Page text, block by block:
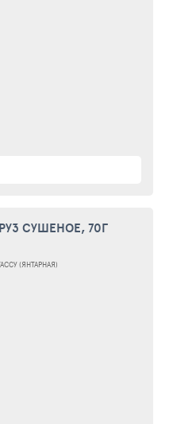
СУШЕНОЕ, 70Г
(ЯНТАРНАЯ)